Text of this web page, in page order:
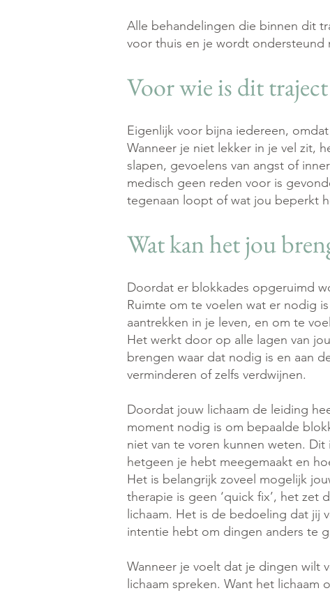
Alle behandelingen die binnen dit
voor thuis en je wordt ondersteund
Voor wie is dit
Eigenlijk voor bijna iedereen,
Wanneer je niet lekker in je vel zit,
slapen, gevoelens van angst of
medisch geen reden voor is
tegenaan loopt of wat jou beperkt
Wat kan het jou
Doordat er blokkades opgeruimd
Ruimte om te voelen wat er nodig
aantrekken in je leven, en om te
Het werkt door op alle lagen van
brengen waar dat nodig is en aan
verminderen of zelfs verdwijnen.
Doordat jouw lichaam de leiding
moment nodig is om bepaalde
niet van te voren kunnen weten.
hetgeen je hebt meegemaakt en
Het is belangrijk zoveel mogelijk
therapie is geen ‘quick fix’, het
lichaam. Het is de bedoeling dat jij
intentie hebt om dingen anders te
Wanneer je voelt dat je dingen wilt
lichaam spreken. Want het